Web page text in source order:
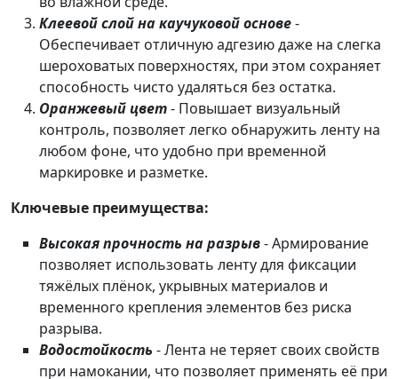
Клеевой слой на каучуковой основе-
Обеспечивает отличную адгезию даже на слегка
шероховатых поверхностях, при этом сохраняет
способность чисто удаляться без остатка.
Оранжевый цвет- Повышает визуальный
контроль, позволяет легко обнаружить ленту на
любом фоне, что удобно при временной
маркировке и разметке.
Ключевые преимущества:
Высокая прочность на разрыв- Армирование
позволяет использовать ленту для фиксации
тяжёлых плёнок, укрывных материалов и
временного крепления элементов без риска
разрыва.
Водостойкость - Лента не теряет своих свойств
при намокании, что позволяет применять её при